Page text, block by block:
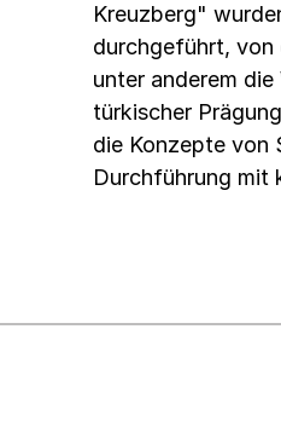
Kreuzberg"
durchgeführt, von
unter anderem
türkischer
die Konzepte von
Durchführung mit